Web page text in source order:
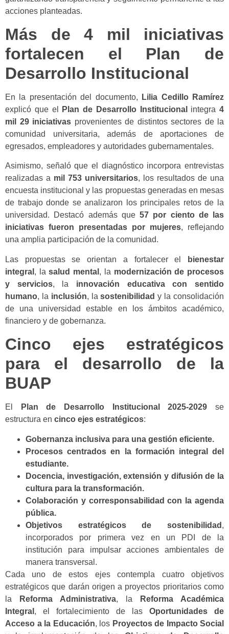
acciones planteadas.
Más de 4 mil iniciativas
fortalecen el Plan de
Desarrollo Institucional
En la presentación del documento,
Lilia Cedillo Ramírez
explicó que el
Plan de Desarrollo Institucional integra 4
mil 29 iniciativas provenientes de distintos sectores de la
comunidad universitaria, además de aportaciones de
egresados, empleadores y autoridades gubernamentales.
Asimismo, señaló que el diagnóstico incorpora entrevistas
realizadas a mil 753 universitarios, los resultados de una
encuesta institucional y las propuestas generadas en mesas
de trabajo donde se analizaron los principales retos de la
universidad. Destacó además que 57 por ciento de las
iniciativas fueron presentadas por mujeres, reflejando
una amplia participación de la comunidad.
Las propuestas se orientan a fortalecer el
bienestar
integral , lasalud mental , la modernización de procesos
y servicios, la innovación educativa con sentido
humano, la inclusión, lasostenibilidad y la consolidación
de una universidad estable en los ámbitos académico,
financiero y de gobernanza.
Cinco ejes estratégicos
para el desarrollo de la
BUAP
El Plan de Desarrollo Institucional 2025-2029 se
estructura en cinco ejes estratégicos:
Gobernanza inclusiva para una gestión eficiente.
Procesos centrados en la formación integral del
estudiante.
Docencia, investigación, extensión y difusión de la
cultura para la transformación.
Colaboración y corresponsabilidad con la agenda
pública.
Objetivos estratégicos de sostenibilidad ,
incorporados por primera vez en un PDI de la
institución para impulsar acciones ambientales de
manera transversal.
Cada uno de estos ejes contempla cuatro objetivos
estratégicos que darán origen a proyectos prioritarios como
la
Reforma Administrativa, la
Reforma Académica
Integral , el fortalecimiento de las Oportunidades de
Acceso a la Educación, los Proyectos de Impacto Social